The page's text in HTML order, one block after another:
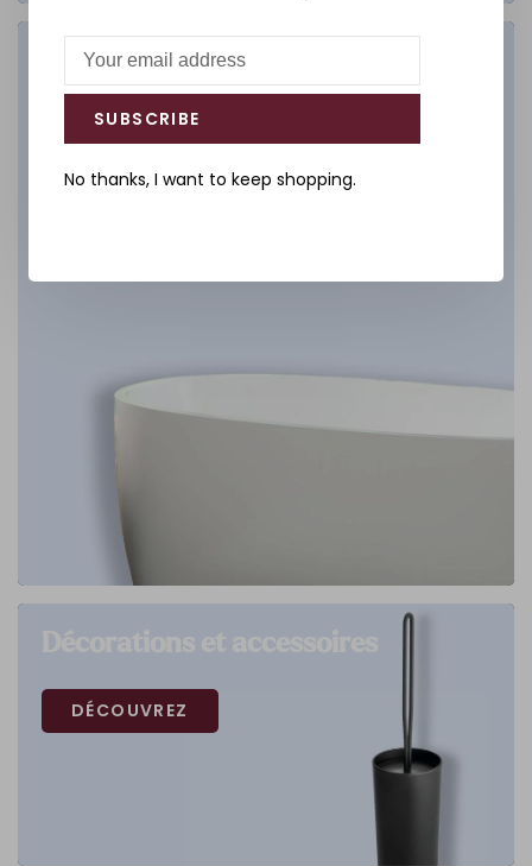
Salle de bain
DÉCOUVREZ
DÉCOUVREZ
SUBSCRIBE
No thanks, I want to keep shopping.